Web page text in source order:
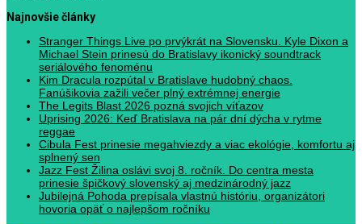
Najnovšie články
Stranger Things Live po prvýkrát na Slovensku. Kyle Dixon a
Michael Stein prinesú do Bratislavy ikonický soundtrack
seriálového fenoménu
Kim Dracula rozpútal v Bratislave hudobný chaos.
Fanúšikovia zažili večer plný extrémnej energie
The Legits Blast 2026 pozná svojich víťazov
Uprising 2026: Keď Bratislava na pár dní dýcha v rytme
reggae
Cibula Fest prinesie megahviezdy a viac ekológie, komfortu aj
splnený sen
Jazz Fest Žilina oslávi svoj 8. ročník. Do centra mesta
prinesie špičkový slovenský aj medzinárodný jazz
Jubilejná Pohoda prepísala vlastnú históriu, organizátori
hovoria opäť o najlepšom ročníku